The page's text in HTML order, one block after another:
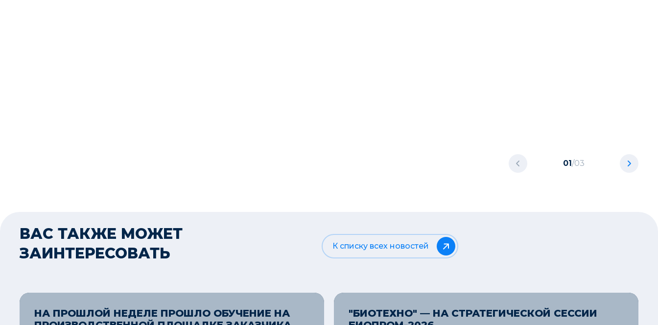
01/03
ВАС ТАКЖЕ МОЖЕТ
ЗАИНТЕРЕСОВАТЬ
К списку всех новостей
НА ПРОШЛОЙ НЕДЕЛЕ ПРОШЛО ОБУЧЕНИЕ НА
"БИОТЕХНО" — НА СТРАТЕГИЧЕСКОЙ СЕССИИ